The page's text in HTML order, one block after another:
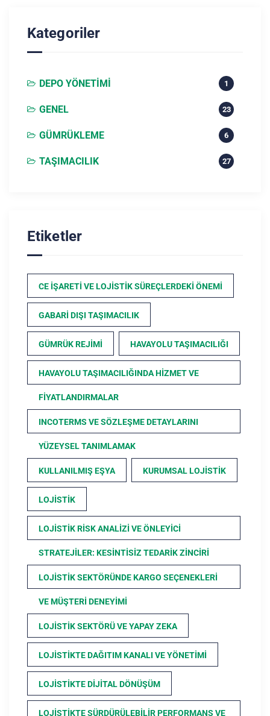
Kategoriler
DEPO YÖNETIMI 1
GENEL 23
GÜMRÜKLEME 6
TAŞIMACILIK 27
Etiketler
CE İŞARETI VE LOJISTIK SÜREÇLERDEKI ÖNEMI
GABARI DIŞI TAŞIMACILIK
GÜMRÜK REJIMI HAVAYOLU TAŞIMACILIĞI
HAVAYOLU TAŞIMACILIĞINDA HIZMET VE
FIYATLANDIRMALAR
INCOTERMS VE SÖZLEŞME DETAYLARINI
YÜZEYSEL TANIMLAMAK
KULLANILMIŞ EŞYA KURUMSAL LOJISTIK
LOJISTIK
LOJISTIK RISK ANALIZI VE ÖNLEYICI
STRATEJILER: KESINTISIZ TEDARIK ZINCIRI
LOJISTIK SEKTÖRÜNDE KARGO SEÇENEKLERI
VE MÜŞTERI DENEYIMI
LOJISTIK SEKTÖRÜ VE YAPAY ZEKA
LOJISTIKTE DAĞITIM KANALI VE YÖNETIMI
LOJISTIKTE DIJITAL DÖNÜŞÜM
LOJISTIKTE SÜRDÜRÜLEBILIR PERFORMANS VE